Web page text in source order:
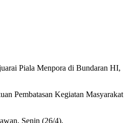
Piala Menpora di Bundaran HI,
Pembatasan Kegiatan Masyarakat
Senin (26/4).